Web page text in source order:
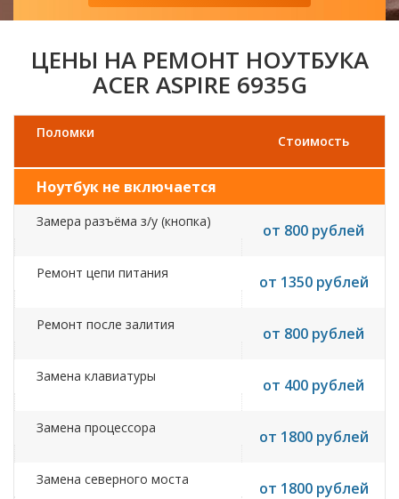
ЦЕНЫ НА РЕМОНТ НОУТБУКА
ACER ASPIRE 6935G
Поломки
Стоимость
Ноутбук не включается
Замера разъёма з/у (кнопка) от 800 рублей
Ремонт цепи питания от 1350 рублей
Ремонт после залития от 800 рублей
Замена клавиатуры от 400 рублей
Замена процессора от 1800 рублей
Замена северного моста от 1800 рублей